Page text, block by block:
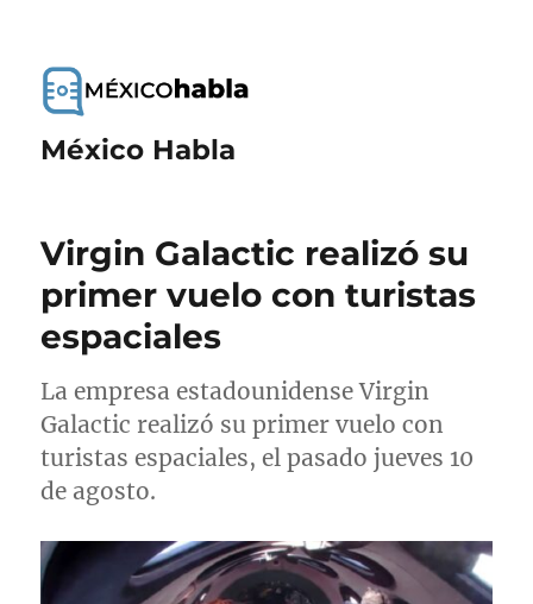
México Habla
Virgin Galactic realizó su
primer vuelo con turistas
espaciales
La empresa estadounidense Virgin
Galactic realizó su primer vuelo con
turistas espaciales, el pasado jueves 10
de agosto.